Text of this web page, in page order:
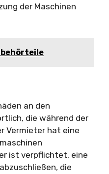
der Maschinen
an den
die während der
Vermieter hat eine
ist verpflichtet, eine
die